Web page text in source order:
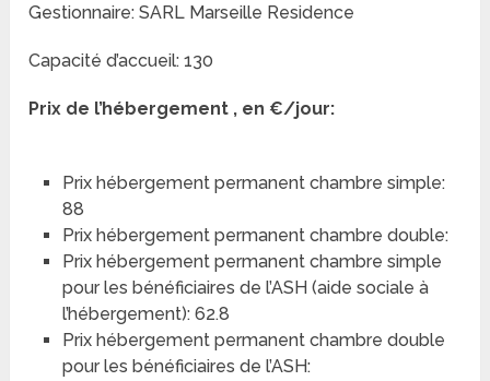
Gestionnaire: SARL Marseille Residence
Capacité d’accueil: 130
Prix de l’hébergement , en €/jour:
Prix hébergement permanent chambre simple:
88
Prix hébergement permanent chambre double:
Prix hébergement permanent chambre simple
pour les bénéficiaires de l’ASH (aide sociale à
l’hébergement): 62.8
Prix hébergement permanent chambre double
pour les bénéficiaires de l’ASH: